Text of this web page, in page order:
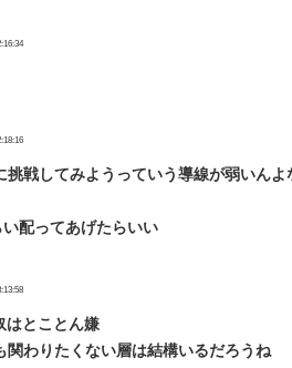
挑戦してみようっていう導線が弱いん
配ってあげたらいい
はとことん嫌
関わりたくない層は結構いるだろうね